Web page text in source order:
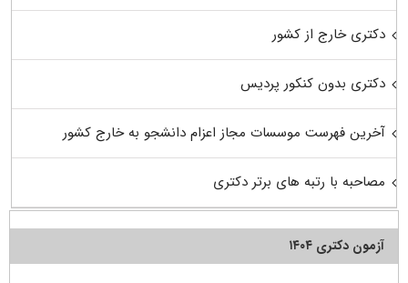
دکتری خارج از کشور
دکتری بدون کنکور پردیس
آخرین فهرست موسسات مجاز اعزام دانشجو به خارج کشور
مصاحبه با رتبه های برتر دکتری
آزمون دکتری ۱۴۰۴